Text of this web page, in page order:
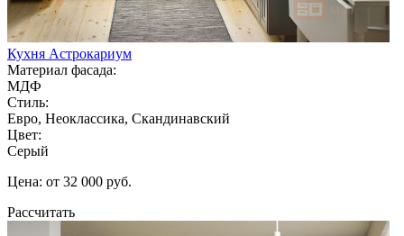
Кухня Астрокариум
Материал фасада:
МДФ
Стиль:
Евро, Неоклассика, Скандинавский
Цвет:
Серый
Цена: от 32 000 руб.
Рассчитать